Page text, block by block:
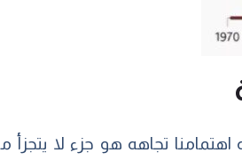
اهتمامنا تجاهه هو جزء لا